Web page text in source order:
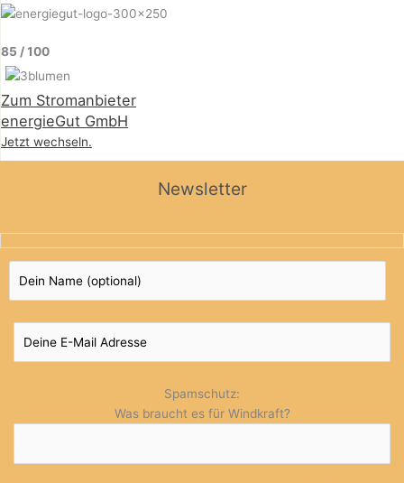
85 / 100
Zum Stromanbieter
energieGut GmbH
Jetzt wechseln.
Newsletter
Spamschutz:
Was braucht es für Windkraft?